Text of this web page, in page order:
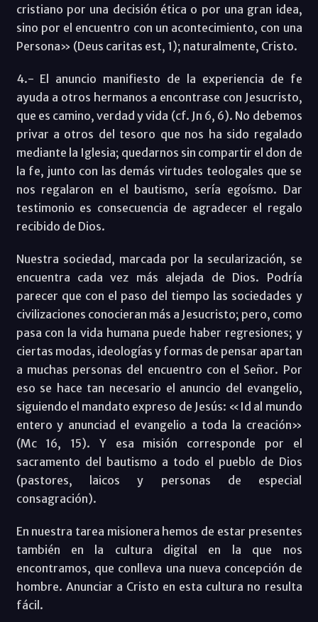
cristiano por una decisión ética o por una gran idea,
sino por el encuentro con un acontecimiento, con una
Persona» (Deus caritas est, 1); naturalmente, Cristo.
4.- El anuncio manifiesto de la experiencia de fe
ayuda a otros hermanos a encontrase con Jesucristo,
que es camino, verdad y vida (cf. Jn 6, 6). No debemos
privar a otros del tesoro que nos ha sido regalado
mediante la Iglesia; quedarnos sin compartir el don de
la fe, junto con las demás virtudes teologales que se
nos regalaron en el bautismo, sería egoísmo. Dar
testimonio es consecuencia de agradecer el regalo
recibido de Dios.
Nuestra sociedad, marcada por la secularización, se
encuentra cada vez más alejada de Dios. Podría
parecer que con el paso del tiempo las sociedades y
civilizaciones conocieran más a Jesucristo; pero, como
pasa con la vida humana puede haber regresiones; y
ciertas modas, ideologías y formas de pensar apartan
a muchas personas del encuentro con el Señor. Por
eso se hace tan necesario el anuncio del evangelio,
siguiendo el mandato expreso de Jesús: «Id al mundo
entero y anunciad el evangelio a toda la creación»
(Mc 16, 15). Y esa misión corresponde por el
sacramento del bautismo a todo el pueblo de Dios
(pastores, laicos y personas de especial
consagración).
En nuestra tarea misionera hemos de estar presentes
también en la cultura digital en la que nos
encontramos, que conlleva una nueva concepción de
hombre. Anunciar a Cristo en esta cultura no resulta
fácil.